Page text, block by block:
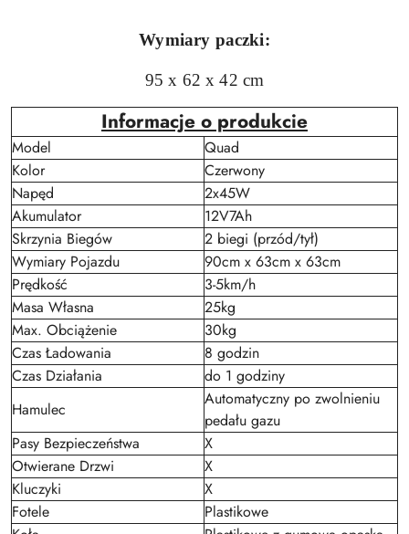
Wymiary paczki:
95 x 62 x 42 cm
Informacje o produkcie
Model
Quad
Kolor
Czerwony
Napęd
2x45W
Akumulator
12V7Ah
Skrzynia Biegów
2 biegi (przód/tył)
Wymiary Pojazdu
90cm x 63cm x 63cm
Prędkość
3-5km/h
Masa Własna
25kg
Max. Obciążenie
30kg
Czas Ładowania
8 godzin
Czas Działania
do 1 godziny
Hamulec
Automatyczny po zwolnieniu
pedału gazu
Pasy Bezpieczeństwa
X
Otwierane Drzwi
X
Kluczyki
X
Fotele
Plastikowe